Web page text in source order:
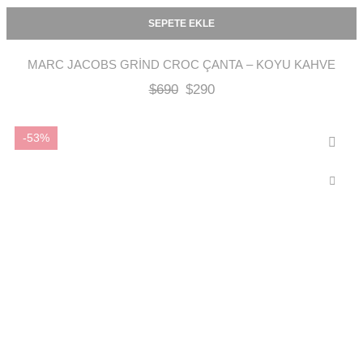
SEPETE EKLE
MARC JACOBS GRIND CROC ÇANTA – KOYU KAHVE
$690 $290
-53%